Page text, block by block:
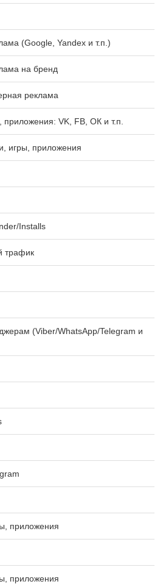
(Google, Yandex и т.п.)
на бренд
реклама
приложения: VK, FB, ОК и т.п.
игры, приложения
Installs
трафик
(Viber/WhatsApp/Telegram и
приложения
приложения